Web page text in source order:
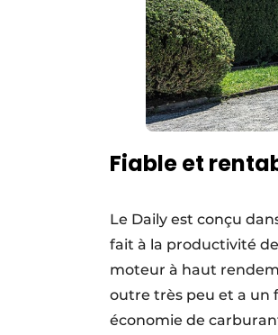
Fiable et
Le Daily est conçu
fait à la productivité
moteur à haut
outre très peu et a un
économie de